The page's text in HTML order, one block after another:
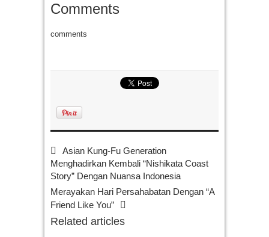
Comments
comments
Asian Kung-Fu Generation
Menghadirkan Kembali “Nishikata Coast
Story” Dengan Nuansa Indonesia
Merayakan Hari Persahabatan Dengan “A
Friend Like You”
Related articles